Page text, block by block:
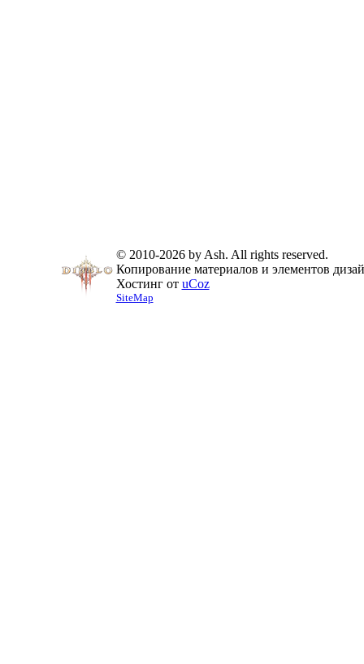
© 2010-2026 by Ash. All rights reserved.
Копирование материалов и элементов
Хостинг от uCoz
SiteMap